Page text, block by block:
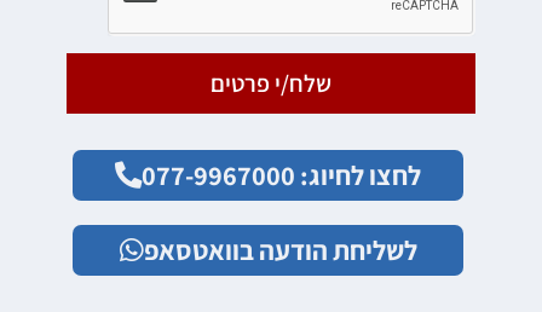
שלח/י פרטים
לחצו לחיוג: 077-9967000
לשליחת הודעה בוואטסאפ